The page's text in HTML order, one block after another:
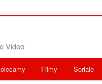
Video
Seriale
Filmy